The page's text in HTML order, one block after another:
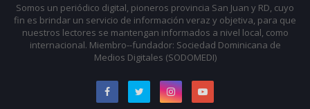
Somos un periódico digital, pioneros provincia San Juan y RD, cuyo
fin es brindar un servicio de información veraz y objetiva, para que
nuestros lectores se mantengan informados a nivel local, como
internacional. Miembro--fundador: Sociedad Dominicana de
Medios Digitales (SODOMEDI)